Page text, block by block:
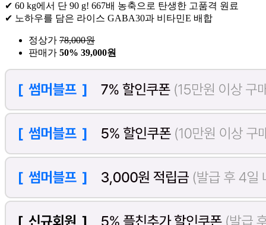
✔ 60 kg에서 단 90 g! 667배 농축으로 탄생한 고품격 원료
✔ 노하우를 담은 라이스 GABA30과 비타민E 배합
정상가 78,000원
판매가 50% 39,000원